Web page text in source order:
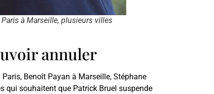
à Marseille, plusieurs villes
annuler
Benoît Payan à Marseille, Stéphane
qui souhaitent que Patrick Bruel suspende